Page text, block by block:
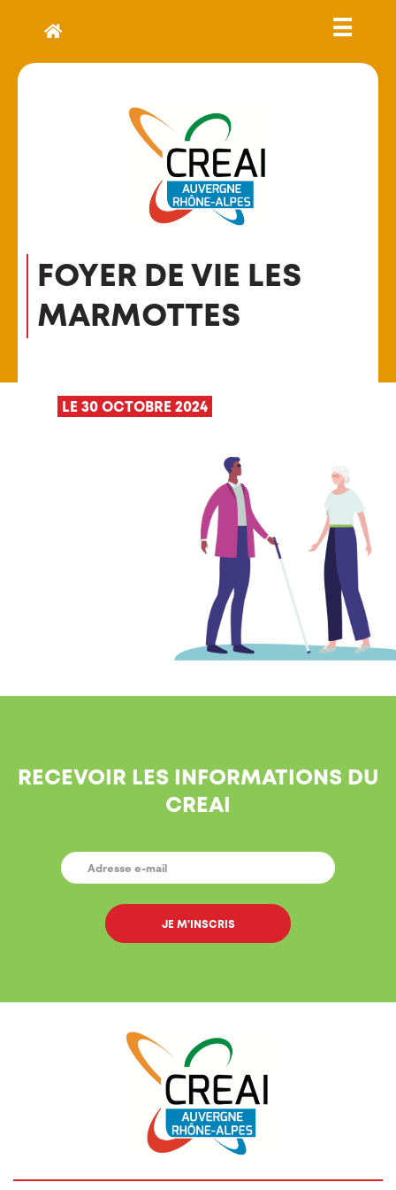
FOYER DE VIE LES
MARMOTTES
LE 30 OCTOBRE 2024
RECEVOIR LES INFORMATIONS DU
CREAI
E-
MAIL *